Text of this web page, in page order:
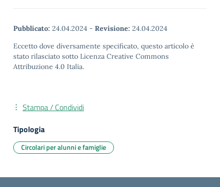
Pubblicato: 24.04.2024 - Revisione: 24.04.2024
Eccetto dove diversamente specificato, questo articolo è
stato rilasciato sotto Licenza Creative Commons
Attribuzione 4.0 Italia.
Stampa / Condividi
Tipologia
Circolari per alunni e famiglie